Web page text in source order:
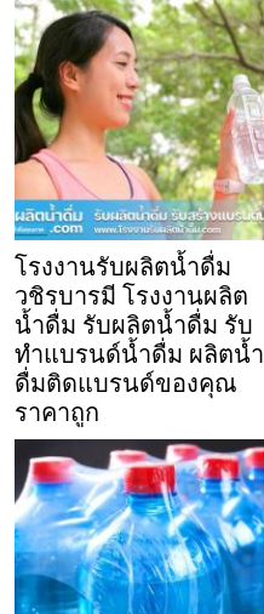
โรงงานรับผลิตน้ำดื่ม
วชิรบารมี โรงงานผลิต
น้ำดื่ม รับผลิตน้ำดื่ม รับ
ทำแบรนด์น้ำดื่ม ผลิตน้ำ
ดื่มติดแบรนด์ของคุณ
ราคาถูก